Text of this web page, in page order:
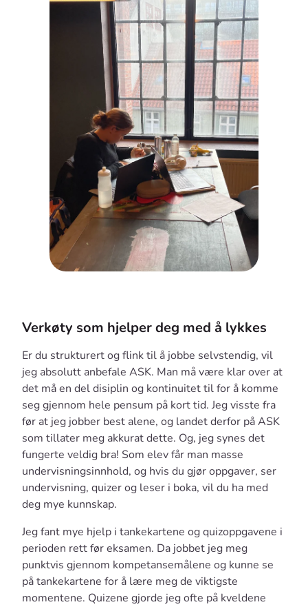
Verkøty som hjelper deg med å lykkes
Er du strukturert og flink til å jobbe selvstendig, vil
jeg absolutt anbefale ASK. Man må være klar over at
det må en del disiplin og kontinuitet til for å komme
seg gjennom hele pensum på kort tid. Jeg visste fra
før at jeg jobber best alene, og landet derfor på ASK
som tillater meg akkurat dette. Og, jeg synes det
fungerte veldig bra! Som elev får man masse
undervisningsinnhold, og hvis du gjør oppgaver, ser
undervisning, quizer og leser i boka, vil du ha med
deg mye kunnskap.
Jeg fant mye hjelp i tankekartene og quizoppgavene i
perioden rett før eksamen. Da jobbet jeg meg
punktvis gjennom kompetansemålene og kunne se
på tankekartene for å lære meg de viktigste
momentene. Quizene gjorde jeg ofte på kveldene